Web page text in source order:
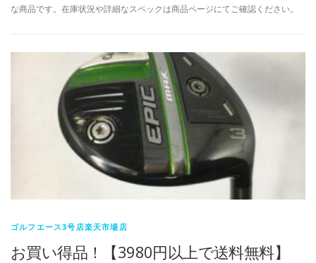
な商品です。在庫状況や詳細なスペックは商品ページにてご確認ください。
ゴルフエース3号店楽天市場店
お買い得品！【3980円以上で送料無料】